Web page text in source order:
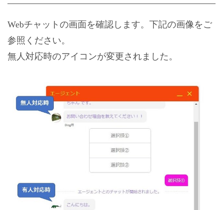
Webチャットの画面を確認します。下記の画像をご
参照ください。
無人対応時のアイコンが変更されました。